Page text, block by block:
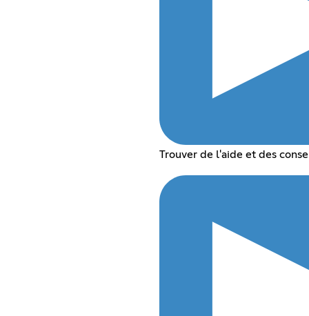
Trouver de l'aide et des